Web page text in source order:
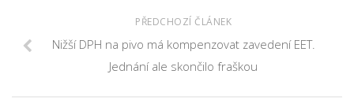
PŘEDCHOZÍ ČLÁNEK
Nižší DPH na pivo má kompenzovat zavedení EET.
Jednání ale skončilo fraškou